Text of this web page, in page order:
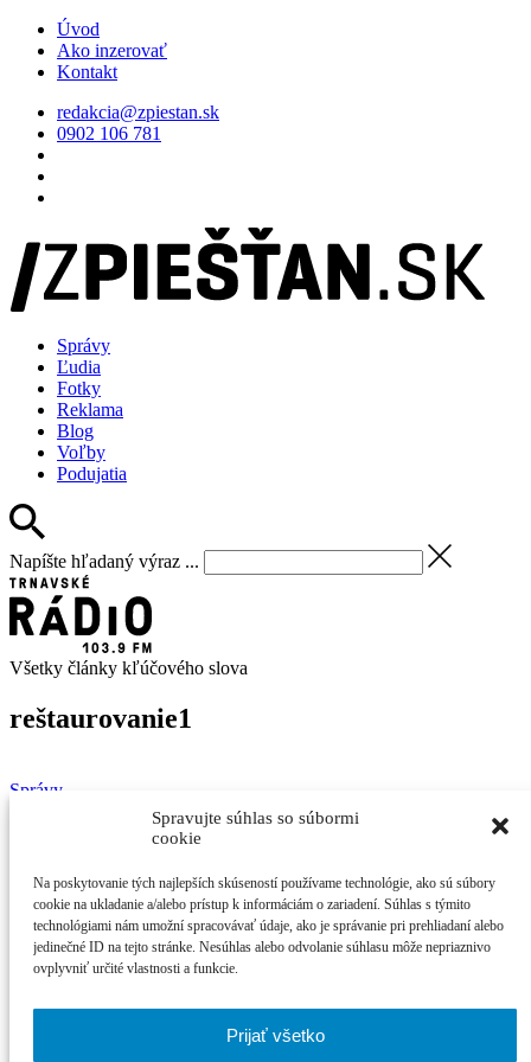
Spravujte súhlas so súbormi
cookie
Na poskytovanie tých najlepších skúseností používame technológie, ako sú súbory
cookie na ukladanie a/alebo prístup k informáciám o zariadení. Súhlas s týmito
technológiami nám umožní spracovávať údaje, ako je správanie pri prehliadaní alebo
jedinečné ID na tejto stránke. Nesúhlas alebo odvolanie súhlasu môže nepriaznivo
ovplyvniť určité vlastnosti a funkcie.
Prijať všetko
Úvod
Ako inzerovať
Kontakt
redakcia@zpiestan.sk
0902 106 781
Správy
Ľudia
Fotky
Reklama
Blog
Voľby
Podujatia
Napíšte hľadaný výraz ...
Všetky články kľúčového slova
reštaurovanie1
Správy
Balneologické múzeum nechalo zreštaurovať obraz
z 18. storočia
V roku 2016 sa do historickej zbierky múzea podarilo získať veľmi